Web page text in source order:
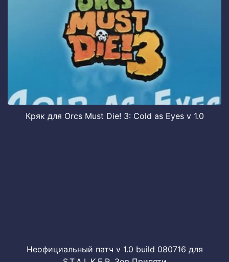
Кряк для Orcs Must Die! 3: Cold as Eyes v 1.0
Неофициальный патч v 1.0 build 080716 для